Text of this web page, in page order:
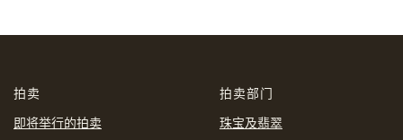
我已阅读并同意使用条款及私隐政策。
CNY
拍卖
即将举行的拍卖
拍卖部门
珠宝及翡翠